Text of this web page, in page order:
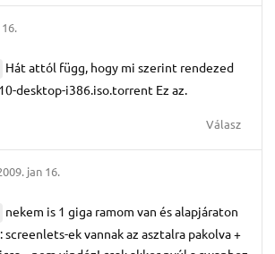
Hát attól függ, hogy mi szerint rendezed
desktop-i386.iso.torrent Ez az.
Válasz
jan 16.
nekem is 1 giga ramom van és alapjáraton
screenlets-ek vannak az asztalra pakolva +